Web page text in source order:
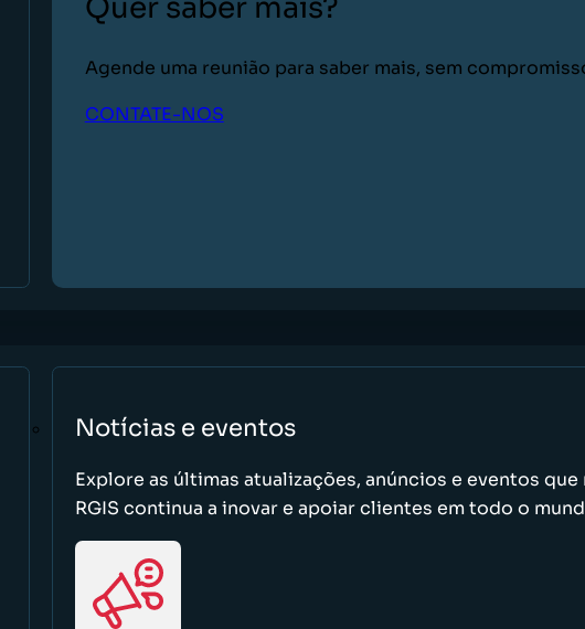
Agende uma reunião para saber mais, sem
CONTATE-NOS
Notícias e eventos
Explore as últimas atualizações, anúncios e eventos
RGIS continua a inovar e apoiar clientes em todo o